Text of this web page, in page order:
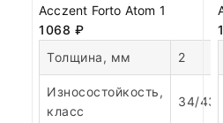
Acczent Forto Atom 1
1068 ₽
Толщина, мм
2
Износостойкость,
класс
34/43